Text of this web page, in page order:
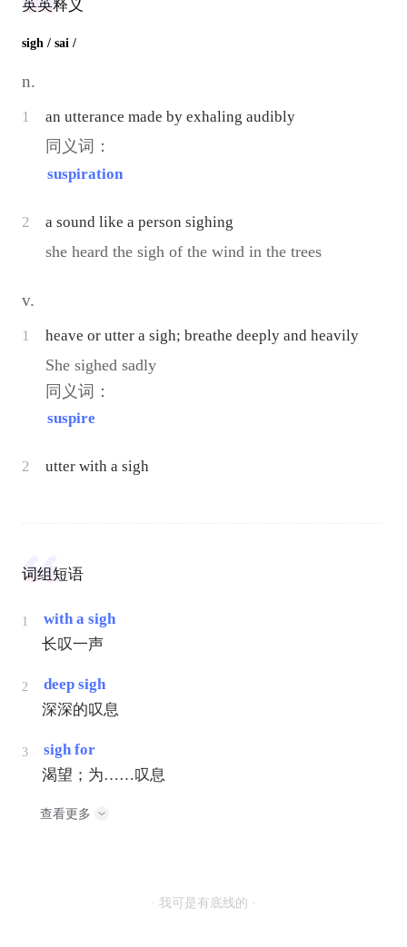
英英释义
sigh / sai /
n.
1 an utterance made by exhaling audibly
同义词：
suspiration
2 a sound like a person sighing
she heard the sigh of the wind in the trees
v.
1 heave or utter a sigh; breathe deeply and heavily
She sighed sadly
同义词：
suspire
2 utter with a sigh
词组短语
1
with a sigh
长叹一声
2
deep sigh
深深的叹息
3
sigh for
渴望；为……叹息
查看更多
· 我可是有底线的 ·